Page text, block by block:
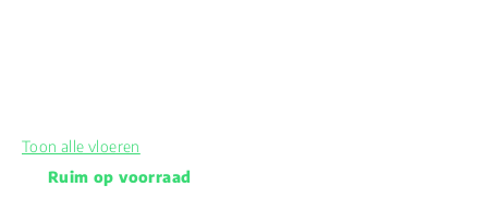
Toon alle vloeren
Ruim op voorraad